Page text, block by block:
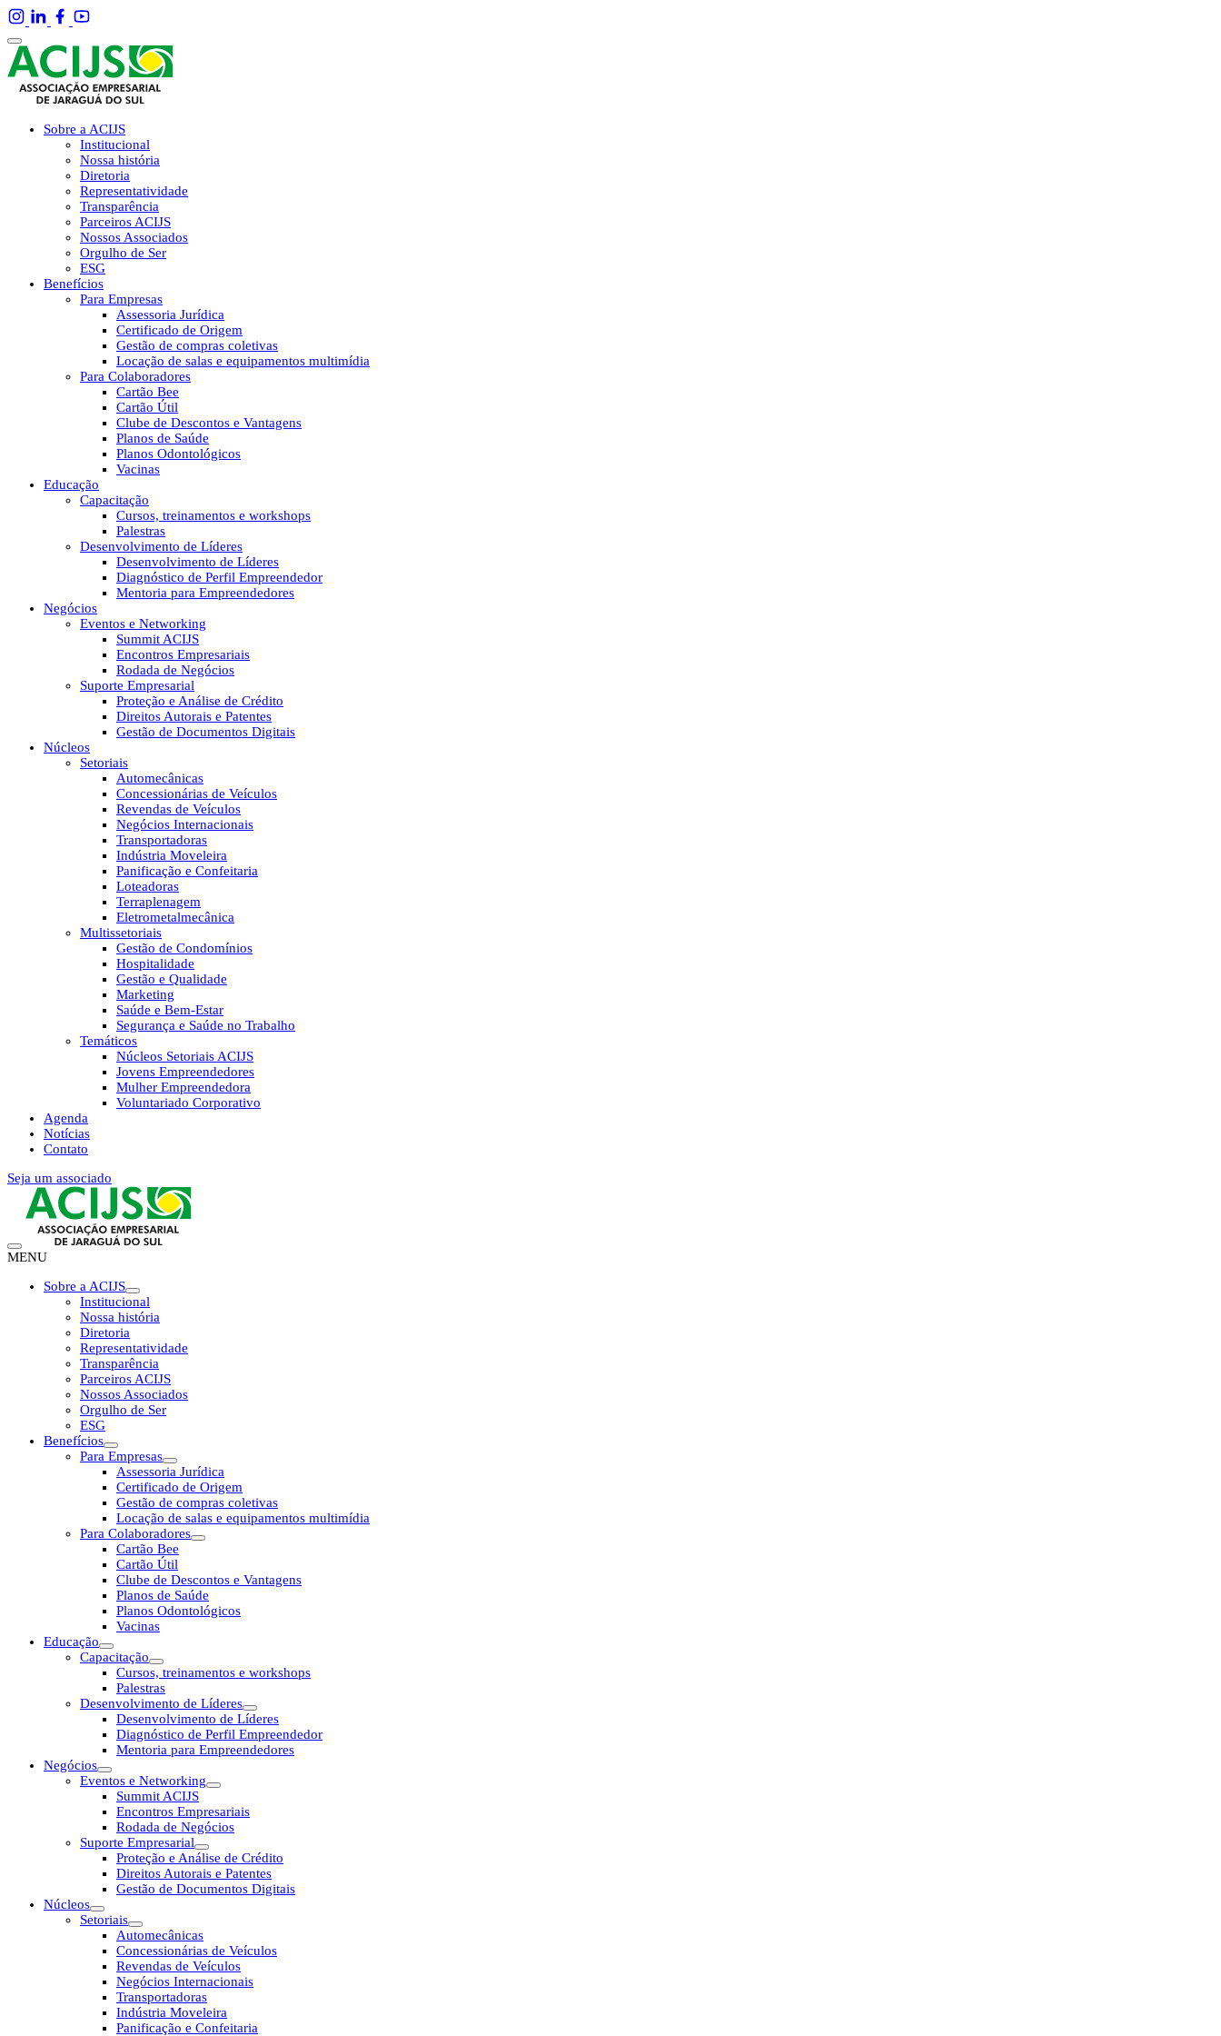
Sobre a ACIJS
Institucional
Nossa história
Diretoria
Representatividade
Transparência
Parceiros ACIJS
Nossos Associados
Orgulho de Ser
ESG
Benefícios
Para Empresas
Assessoria Jurídica
Certificado de Origem
Gestão de compras coletivas
Locação de salas e equipamentos multimídia
Para Colaboradores
Cartão Bee
Cartão Útil
Clube de Descontos e Vantagens
Planos de Saúde
Planos Odontológicos
Vacinas
Educação
Capacitação
Cursos, treinamentos e workshops
Palestras
Desenvolvimento de Líderes
Desenvolvimento de Líderes
Diagnóstico de Perfil Empreendedor
Mentoria para Empreendedores
Negócios
Eventos e Networking
Summit ACIJS
Encontros Empresariais
Rodada de Negócios
Suporte Empresarial
Proteção e Análise de Crédito
Direitos Autorais e Patentes
Gestão de Documentos Digitais
Núcleos
Setoriais
Automecânicas
Concessionárias de Veículos
Revendas de Veículos
Negócios Internacionais
Transportadoras
Indústria Moveleira
Panificação e Confeitaria
Loteadoras
Terraplenagem
Eletrometalmecânica
Multissetoriais
Gestão de Condomínios
Hospitalidade
Gestão e Qualidade
Marketing
Saúde e Bem-Estar
Segurança e Saúde no Trabalho
Temáticos
Núcleos Setoriais ACIJS
Jovens Empreendedores
Mulher Empreendedora
Voluntariado Corporativo
Agenda
Notícias
Contato
Seja um associado
MENU
Sobre a ACIJS
Institucional
Nossa história
Diretoria
Representatividade
Transparência
Parceiros ACIJS
Nossos Associados
Orgulho de Ser
ESG
Benefícios
Para Empresas
Assessoria Jurídica
Certificado de Origem
Gestão de compras coletivas
Locação de salas e equipamentos multimídia
Para Colaboradores
Cartão Bee
Cartão Útil
Clube de Descontos e Vantagens
Planos de Saúde
Planos Odontológicos
Vacinas
Educação
Capacitação
Cursos, treinamentos e workshops
Palestras
Desenvolvimento de Líderes
Desenvolvimento de Líderes
Diagnóstico de Perfil Empreendedor
Mentoria para Empreendedores
Negócios
Eventos e Networking
Summit ACIJS
Encontros Empresariais
Rodada de Negócios
Suporte Empresarial
Proteção e Análise de Crédito
Direitos Autorais e Patentes
Gestão de Documentos Digitais
Núcleos
Setoriais
Automecânicas
Concessionárias de Veículos
Revendas de Veículos
Negócios Internacionais
Transportadoras
Indústria Moveleira
Panificação e Confeitaria